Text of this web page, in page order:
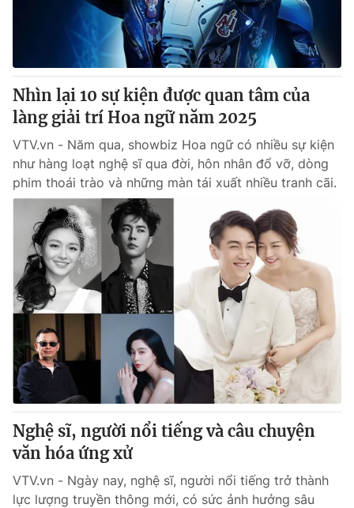
Nhìn lại 10 sự kiện được quan tâm của
làng giải trí Hoa ngữ năm 2025
VTV.vn - Năm qua, showbiz Hoa ngữ có nhiều sự kiện
như hàng loạt nghệ sĩ qua đời, hôn nhân đổ vỡ, dòng
phim thoái trào và những màn tái xuất nhiều tranh cãi.
Nghệ sĩ, người nổi tiếng và câu chuyện
văn hóa ứng xử
VTV.vn - Ngày nay, nghệ sĩ, người nổi tiếng trở thành
lực lượng truyền thông mới, có sức ảnh hưởng sâu